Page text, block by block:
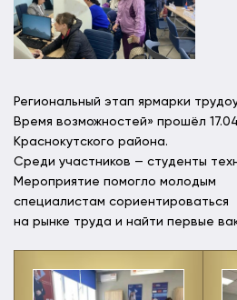
Региональный этап ярмарки
Время возможностей» прошёл
Краснокутского района.
Среди участников — студенты
Мероприятие помогло молодым
специалистам сориентироваться
на рынке труда и найти первые